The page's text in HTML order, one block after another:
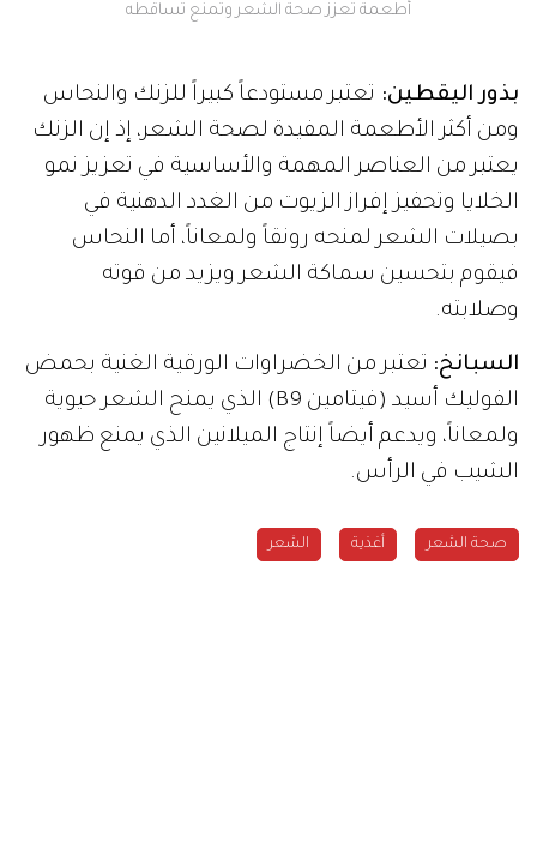
أطعمة تعزز صحة الشعر وتمنع تساقطه
بذور اليقطين: تعتبر مستودعاً كبيراً للزنك والنحاس
ومن أكثر الأطعمة المفيدة لصحة الشعر، إذ إن الزنك
يعتبر من العناصر المهمة والأساسية في تعزيز نمو
الخلايا وتحفيز إفراز الزيوت من الغدد الدهنية في
بصيلات الشعر لمنحه رونقاً ولمعاناً، أما النحاس
فيقوم بتحسين سماكة الشعر ويزيد من قوته
وصلابته.
السبانخ: تعتبر من الخضراوات الورقية الغنية بحمض
الفوليك أسيد (فيتامين B9) الذي يمنح الشعر حيوية
ولمعاناً، ويدعم أيضاً إنتاج الميلانين الذي يمنع ظهور
الشيب في الرأس.
صحة الشعر أغذية الشعر